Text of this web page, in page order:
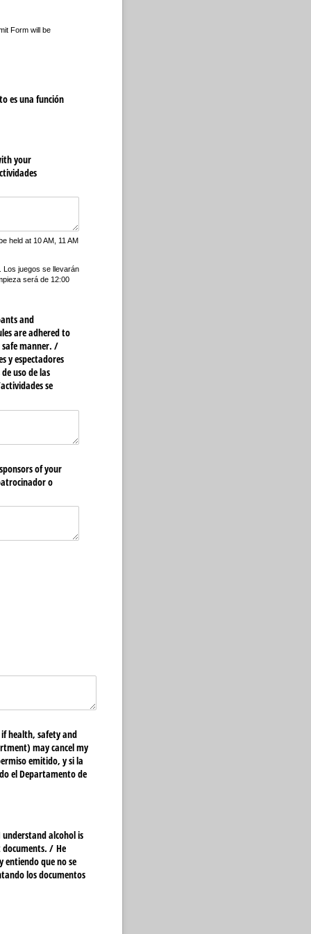
Form will be
es una función
your
held at 10 AM, 11 AM
Los juegos se llevarán
será de 12:00
and
are adhered to
manner. /​
y espectadores
uso de las
se
of your
o
health, safety and
may cancel my
emitido, y si la
el Departamento de
alcohol is
/​ He
entiendo que no se
los documentos